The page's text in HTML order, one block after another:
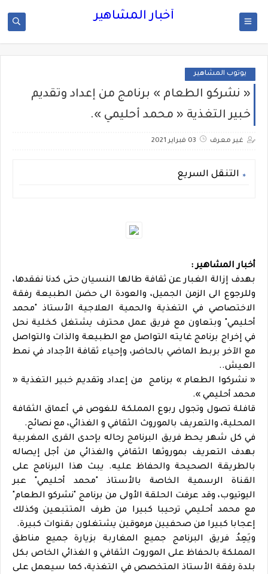
أخبار المشاهير
يوتوب المشاهير
« نشركو الطعام » برنامج من إعداد وتقديم
خبير التغذية « محمد أحليمي ».
غير معرف 03 فبراير 2021
التنقل السريع
أخبار المشاهير :
بهدف إزالة الغبار عن ثقافة طالها النسيان حتى كدنا نفقدها،
وللرجوع الى الزمن الجميل، والعودة الى حضن الطبيعة رفقة
الاختصاصي في التغذية والحمية العلاجية الأستاذ "محمد
أحليمي" وبتعاون مع فريق عمل محترف يشتغل كخلية نحل
في إخراج برنامج غايته التواصل مع الطبيعة والذات والتواصل
مع الآخر بربط الماضي بالحاضر، وإحياء ثقافة الأجداد في نمط
العيش..
« نشركوا الطعام » برنامج من إعداد وتقديم خبير التغذية «
محمد أحليمي ».
قافلة تصول وتجول ربوع المملكة للغوص في أعماق الثقافة
المحلية، والتعريف بالموروث الثقافي و الغذائي، مع نصائح.
في كل شهر يحط فريق البرنامج رحاله بإحدى القرى المغربية
بهدف التعريف بموروثها الثقافي والغذائي من أجل إيصاله
بالطريقة الصحيحة والحفاظ عليه. يبث هذا البرنامج على
القناة الرسمية الخاصة بالأستاذ "محمد أحليمي" عبر
اليوتيوب، وقد عرفت الحلقة الأولى من برنامج "نشركو الطعام"
مع محمد أحليمي ترحيبا كبيرا من طرف المتتبعين وكذلك
إعجابا كبيرا من صحفيين مرموقين يشتغلون بقنوات كبيرة.
ويَعِدُ فريق البرنامج جميع المغاربة بزيارة جميع مناطق
المملكة بالحفاظ على الموروث الثقافي و الغذائي الخاص بكل
بلدة رفقة الأستاذ المتخصص في التغذية، كما سيعمل على